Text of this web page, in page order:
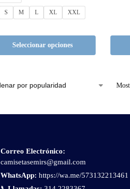
S M L XL XXL
Seleccionar opciones
Correo Electrónico:
camisetasemirs@gmail.com
WhatsApp: https://wa.me/573132213461